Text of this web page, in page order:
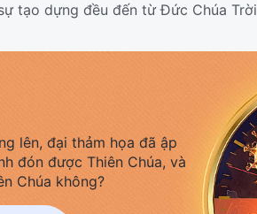
tạo dựng đều đến từ Đức Chúa Trời
lên, đại thảm họa đã ập
đón được Thiên Chúa, và
Chúa không?